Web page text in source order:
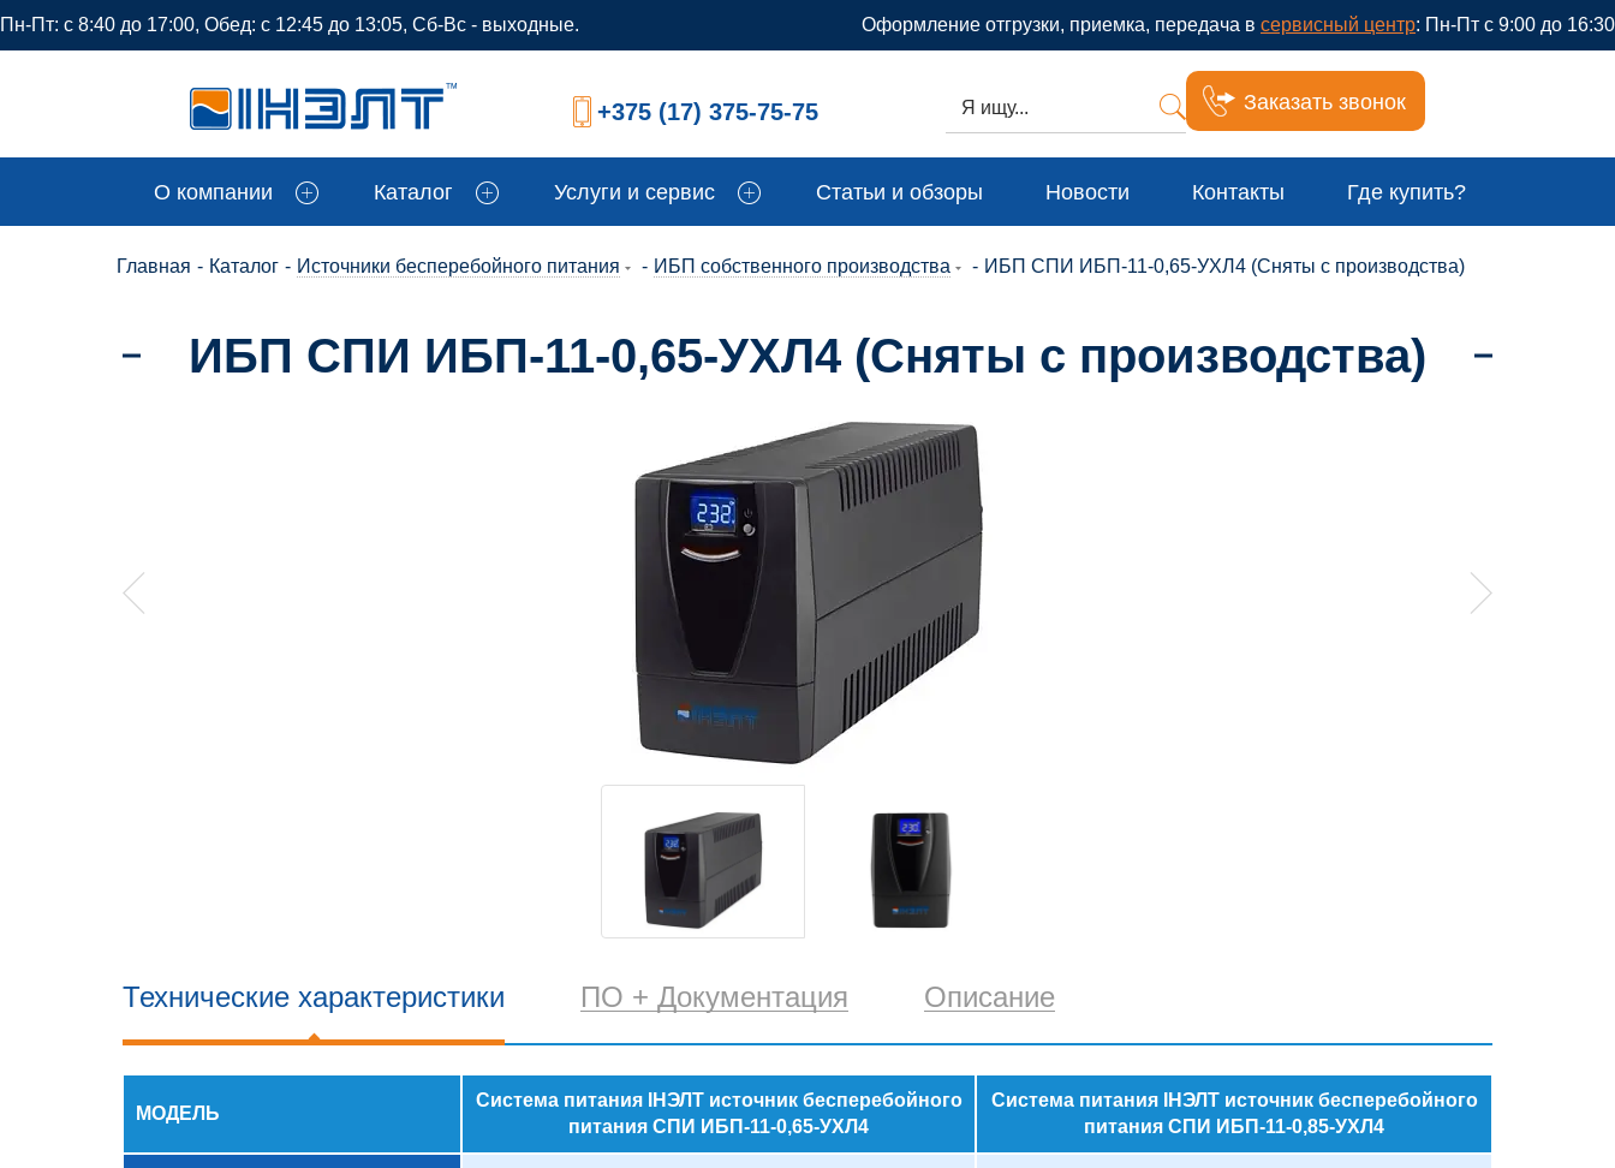
Пн-Пт: с 8:40 до 17:00, Обед: с 12:45 до 13:05, Сб-Вс - выходные. Оформление отгрузки, приемка, передача в сервисный центр: Пн-Пт с 9:00 до 16:30
+375 (17) 375-75-75 Заказать звонок
О компании Каталог Услуги и сервис Статьи и обзоры Новости Контакты Где купить?
Главная - Каталог - Источники бесперебойного питания - ИБП собственного производства - ИБП СПИ ИБП-11-0,65-УХЛ4 (Сняты с производства)
ИБП СПИ ИБП-11-0,65-УХЛ4 (Сняты с производства)
Технические характеристики ПО + Документация Описание
МОДЕЛЬ
Система питания IНЭЛТ источник бесперебойного
питания СПИ ИБП-11-0,65-УХЛ4
Система питания IНЭЛТ источник бесперебойного
питания СПИ ИБП-11-0,85-УХЛ4